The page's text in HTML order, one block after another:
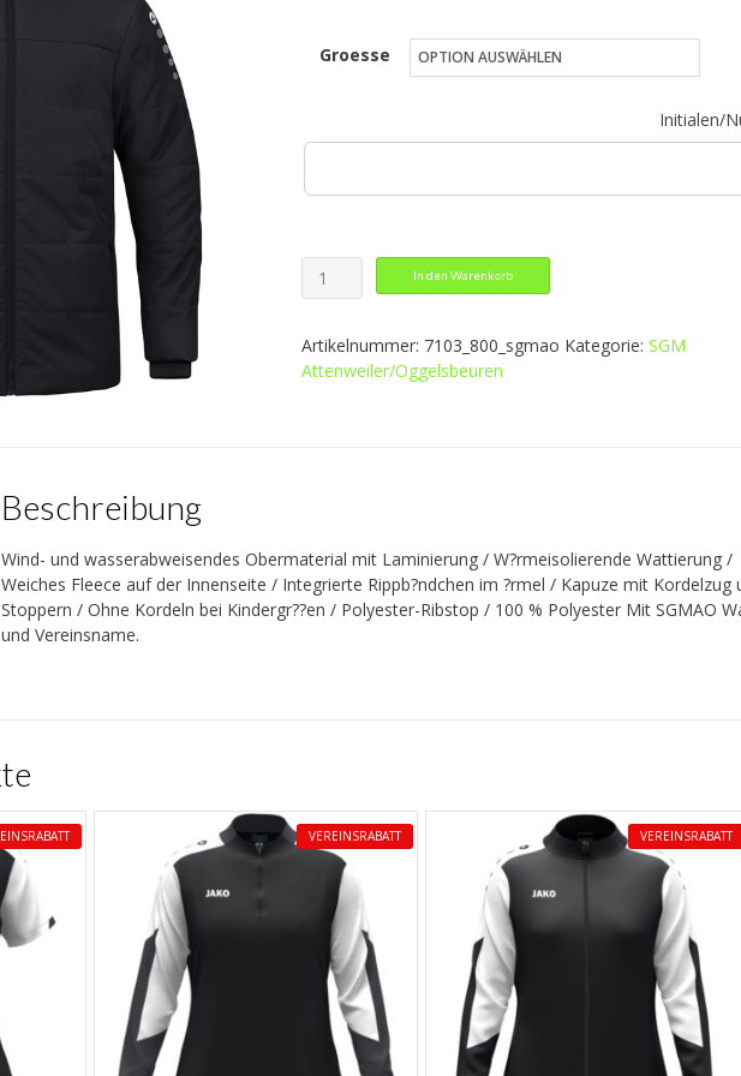
bis
Groesse
Initialen/
Coachjacke
Team
mit
Kapuze
In den Warenkorb
Artikelnummer: 7103_800_sgmao Kategorie: SGM
Attenweiler/Oggelsbeuren
Beschreibung
Wind- und wasserabweisendes Obermaterial mit Laminierung / W?rmeisolierende Wattierung /
Weiches Fleece auf der Innenseite / Integrierte Rippb?ndchen im ?rmel / Kapuze mit Kordelzug
Stoppern / Ohne Kordeln bei Kindergr??en / Polyester-Ribstop / 100 % Polyester Mit SGMAO
und Vereinsname.
VEREINSRABATT VEREINSRABATT